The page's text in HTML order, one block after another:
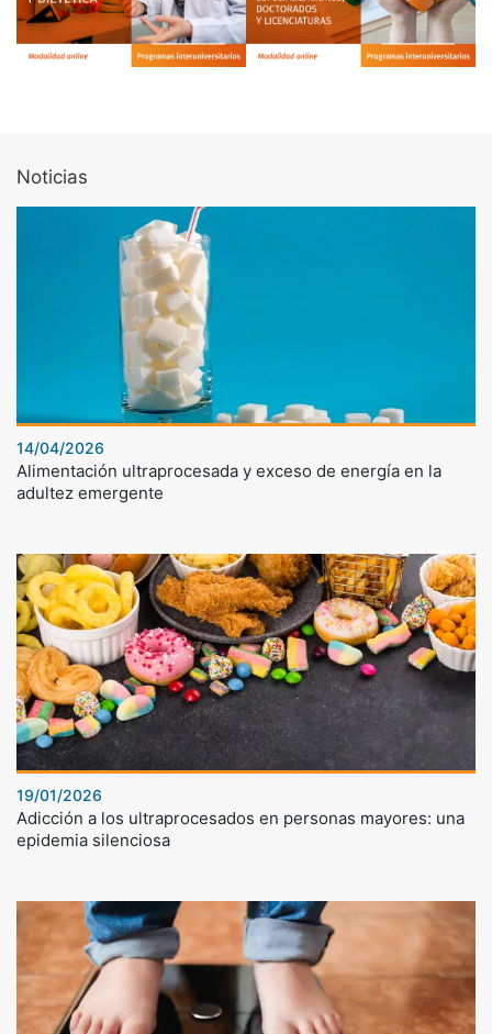
Noticias
14/04/2026
Alimentación ultraprocesada y exceso de energía en la
adultez emergente
19/01/2026
Adicción a los ultraprocesados en personas mayores: una
epidemia silenciosa